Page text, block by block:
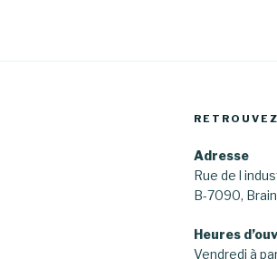
Adresse
Rue de l
B-7090,
Heures
Vendredi à